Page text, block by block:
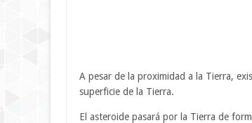
A pesar de la proximidad a la Tierra,
superficie de la Tierra.
El asteroide pasará por la Tierra de